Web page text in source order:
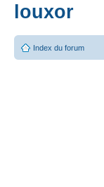
louxor
Index du forum